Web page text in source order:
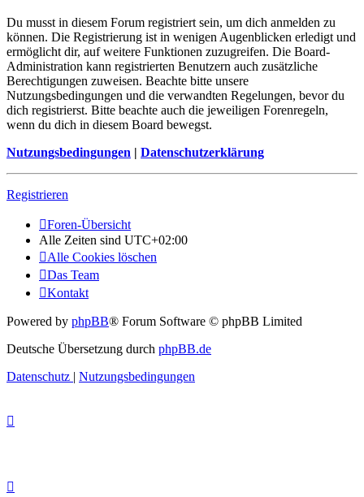
Du musst in diesem Forum registriert sein, um dich anmelden zu
können. Die Registrierung ist in wenigen Augenblicken erledigt und
ermöglicht dir, auf weitere Funktionen zuzugreifen. Die Board-
Administration kann registrierten Benutzern auch zusätzliche
Berechtigungen zuweisen. Beachte bitte unsere
Nutzungsbedingungen und die verwandten Regelungen, bevor du
dich registrierst. Bitte beachte auch die jeweiligen Forenregeln,
wenn du dich in diesem Board bewegst.
Nutzungsbedingungen | Datenschutzerklärung
Registrieren
Foren-Übersicht
Alle Zeiten sind UTC+02:00
Alle Cookies löschen
Das Team
Kontakt
Powered by phpBB® Forum Software © phpBB Limited
Deutsche Übersetzung durch phpBB.de
Datenschutz | Nutzungsbedingungen